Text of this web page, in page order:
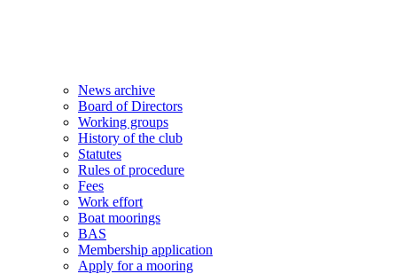
News archive
Board of Directors
Working groups
History of the club
Statutes
Rules of procedure
Fees
Work effort
Boat moorings
BAS
Membership application
Apply for a mooring